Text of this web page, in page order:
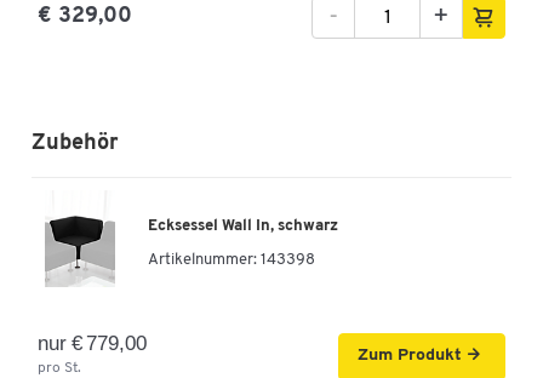
€ 329,00 +
-
Zubehör
Ecksessel Wall In, schwarz
Artikelnummer: 143398
nur € 779,00
pro St.
Zum Produkt